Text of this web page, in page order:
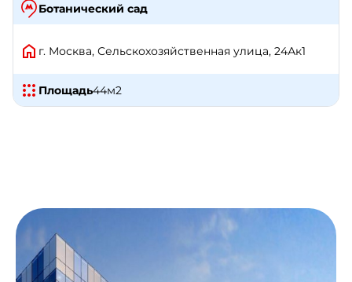
Ботанический сад
г. Москва, Сельскохозяйственная улица, 24Ак1
Площадь44м2